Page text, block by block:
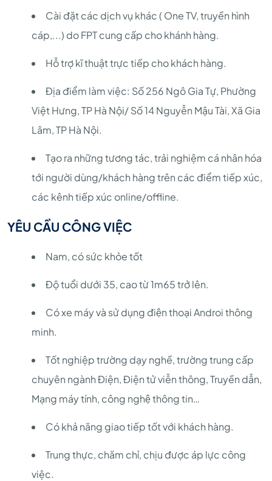
Cài đặt các dịch vụ khác ( One TV, truyền hình
cáp,...) do FPT cung cấp cho khánh hàng.
Hỗ trợ kĩ thuật trực tiếp cho khách hàng.
Địa điểm làm việc: Số 256 Ngô Gia Tự, Phường
Việt Hưng, TP Hà Nội/ Số 14 Nguyễn Mậu Tài, Xã Gia
Lâm, TP Hà Nội.
Tạo ra những tương tác, trải nghiệm cá nhân hóa
tới người dùng/khách hàng trên các điểm tiếp xúc,
các kênh tiếp xúc online/offline.
YÊU CẦU CÔNG VIỆC
Nam, có sức khỏe tốt
Độ tuổi dưới 35, cao từ 1m65 trở lên.
Có xe máy và sử dụng điện thoại Androi thông
minh.
Tốt nghiệp trường dạy nghề, trường trung cấp
chuyên ngành Điện, Điện tử viễn thông, Truyền dẫn,
Mạng máy tính, công nghệ thông tin…
Có khả năng giao tiếp tốt với khách hàng.
Trung thực, chăm chỉ, chịu được áp lực công
việc.